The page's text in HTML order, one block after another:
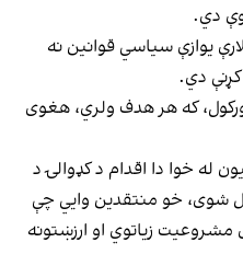
دي.
یوازې سیاسي قوانین نه
دي.
که هر هدف ولري، هغوی
له خوا دا اقدام د کډوالۍ د
شوی، خو منتقدین وایي چې
زیاتوي او ارزښتونه